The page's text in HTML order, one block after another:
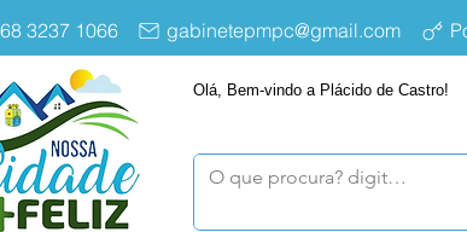
3237 1066 gabinetepmpc@gmail.com
Olá, Bem-vindo a Plácido de Castro!